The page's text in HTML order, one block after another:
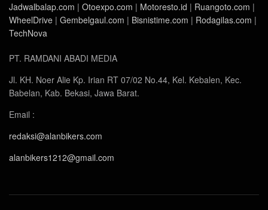
Jadwalbalap.com | Otoexpo.com | Motoresto.id | Ruangoto.com |
WheelDrive | Gembelgaul.com | Bisnistime.com | Rodagilas.com |
TechNova
PT. RAMDANI ABADI MEDIA
Jl. KH. Noer Alie Kp. Irian RT 07/02 No.44, Kel. Kebalen, Kec.
Babelan, Kab. Bekasi, Jawa Barat.
Email :
redaksi@alanbikers.com
alanbikers1212@gmail.com